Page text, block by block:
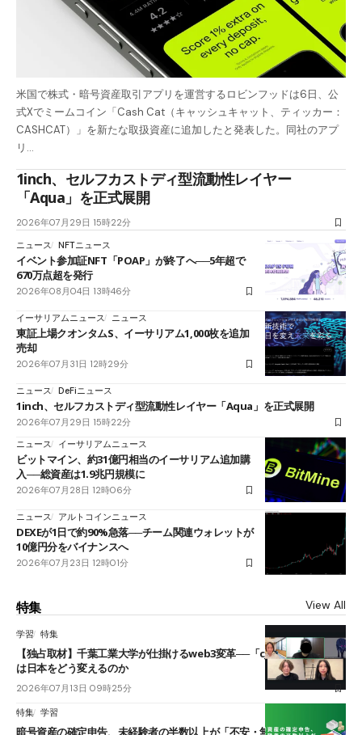
米国で株式・暗号資産取引アプリを運営するロビンフッドは6日、公
式Xでミームコイン「Cash Cat（キャッシュキャット、ティッカー：
CASHCAT）」を新たな取扱資産に追加したと発表した。同社のアプ
リ…
1inch、セルフカストディ型流動性レイヤー
「Aqua」を正式展開
2026年07月29日 15時22分
ニュース NFTニュース
イベント参加証NFT「POAP」が終了へ──5年超で
670万点超を発行
2026年08月04日 13時46分
イーサリアムニュース ニュース
東証上場クオンタムS、イーサリアム1,000枚を追加
売却
2026年07月31日 12時29分
ニュース DeFiニュース
1inch、セルフカストディ型流動性レイヤー「Aqua」を正式展開
2026年07月29日 15時22分
ニュース
イーサリアムニュース
ビットマイン、約31億円相当のイーサリアム追加購
入──総資産は1.9兆円規模に
2026年07月28日 12時06分
ニュース アルトコインニュース
DEXEが1日で約90%急落──チーム関連ウォレットが
10億円分をバイナンスへ
2026年07月23日 12時01分
特集 View All
学習 特集
【独占取材】千葉工業大学が仕掛けるweb3変革──「cJPY」とAIの融合
は日本をどう変えるのか
2026年07月13日 09時25分
特集 学習
暗号資産の確定申告、未経験者の半数以上が「不安・無理」